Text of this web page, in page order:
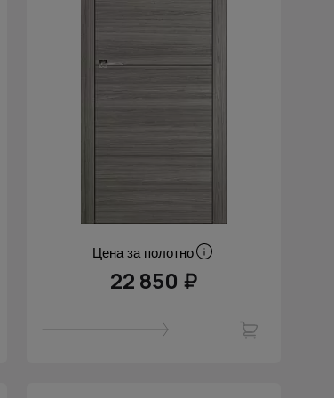
Цена за полотно
22 850 ₽